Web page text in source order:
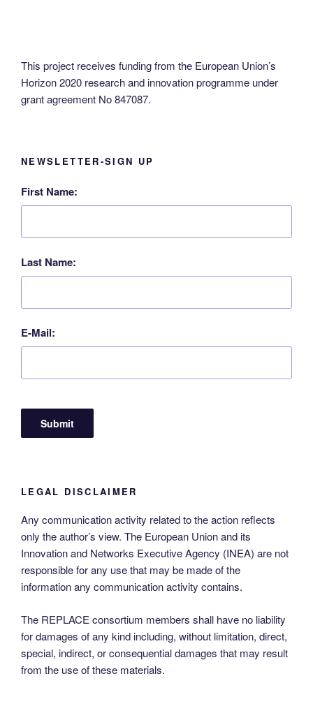
This project receives funding from the European Union’s
Horizon 2020 research and innovation programme under
grant agreement No 847087.
NEWSLETTER-SIGN UP
First Name:
Last Name:
E-Mail:
LEGAL DISCLAIMER
Any communication activity related to the action reflects
only the author’s view. The European Union and its
Innovation and Networks Executive Agency (INEA) are not
responsible for any use that may be made of the
information any communication activity contains.
The REPLACE consortium members shall have no liability
for damages of any kind including, without limitation, direct,
special, indirect, or consequential damages that may result
from the use of these materials.